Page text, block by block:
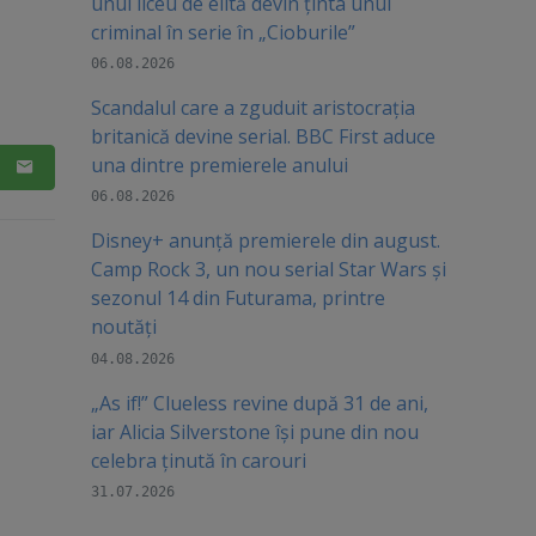
criminal în serie în „Cioburile”
06.08.2026
Scandalul care a zguduit aristocrația
britanică devine serial. BBC First aduce
una dintre premierele anului
06.08.2026
Disney+ anunță premierele din august.
Camp Rock 3, un nou serial Star Wars și
sezonul 14 din Futurama, printre
noutăți
04.08.2026
„As if!” Clueless revine după 31 de ani,
iar Alicia Silverstone își pune din nou
celebra ținută în carouri
31.07.2026